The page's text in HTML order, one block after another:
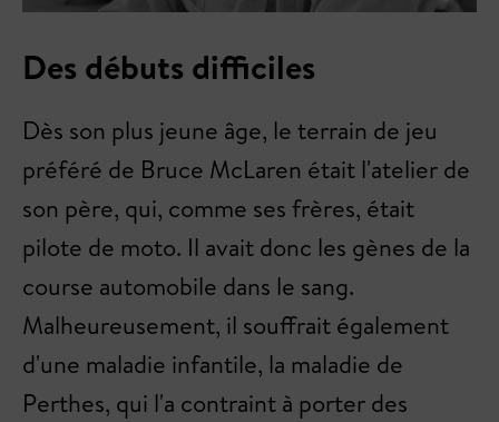
Des débuts difficiles
Dès son plus jeune âge, le terrain de jeu
préféré de Bruce McLaren était l'atelier de
son père, qui, comme ses frères, était
pilote de moto. Il avait donc les gènes de la
course automobile dans le sang.
Malheureusement, il souffrait également
d'une maladie infantile, la maladie de
Perthes, qui l'a contraint à porter des